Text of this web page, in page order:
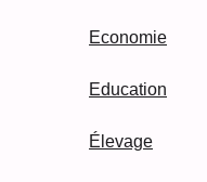
Economie
Education
Élevage